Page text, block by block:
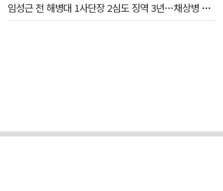
임성근 전 해병대 1사단장 2심도 징역 3년…채상병 순직 책임 유죄